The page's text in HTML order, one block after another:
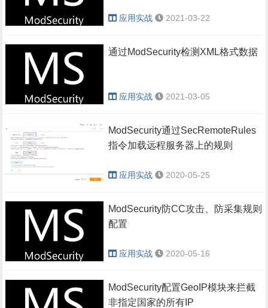
应用实战 2021-03-22
通过ModSecurity检测XML格式数据
应用实战 2021-03-05
ModSecurity通过SecRemoteRules
指令加载远程服务器上的规则
应用实战 2020-05-25
ModSecurity防CC攻击、防采集规则
配置
应用实战 2020-05-16
ModSecurity配置GeoIP模块来拦截
非指定国家的所有IP